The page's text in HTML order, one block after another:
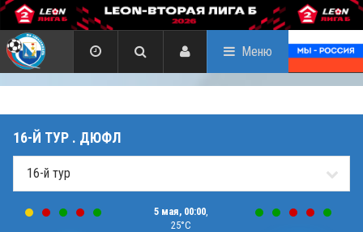
Меню
16-Й ТУР . ДЮФЛ
5 мая, 00:00
25°C